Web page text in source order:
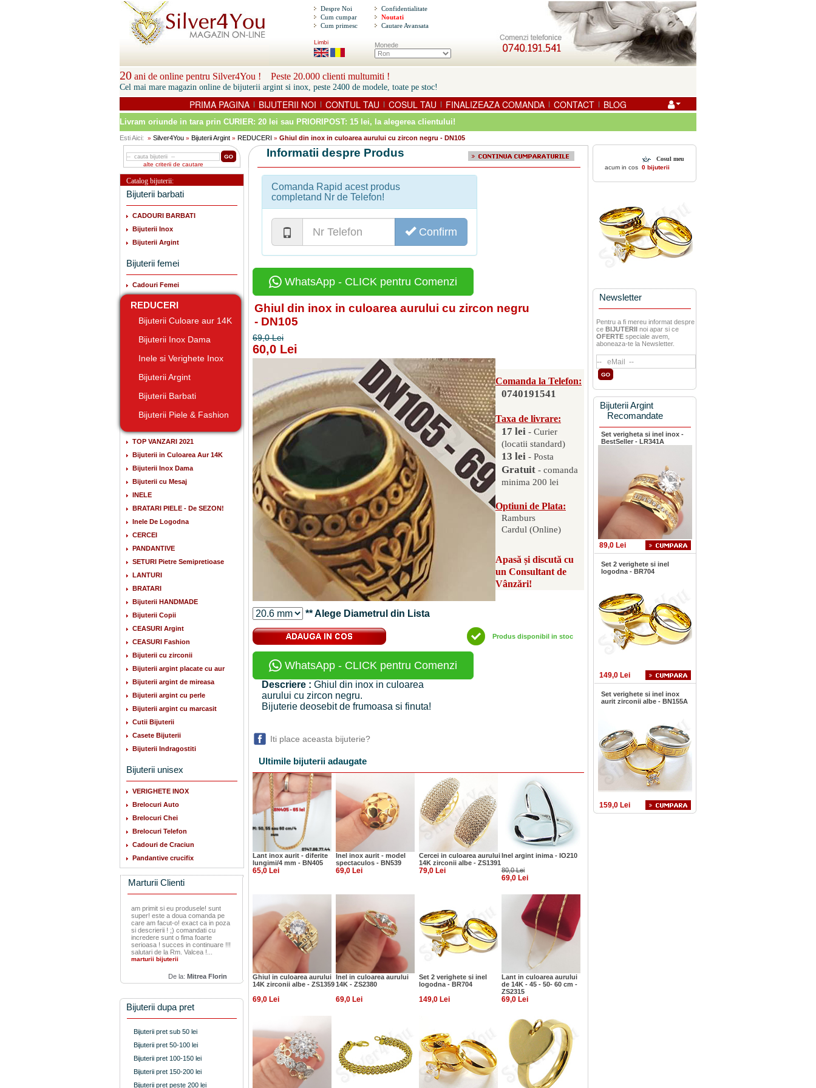
Despre Noi
Cum cumpar
Cum primesc
Confidentialitate
Noutati
Cautare Avansata
Limbi Monede
20 ani de online pentru Silver4You ! Peste 20.000 clienti multumiti !
Cel mai mare magazin online de bijuterii argint si inox, peste 2400 de modele, toate pe stoc!
PRIMA PAGINA | BIJUTERII NOI | CONTUL TAU | COSUL TAU | FINALIZEAZA COMANDA | CONTACT | BLOG
Livram oriunde in tara prin CURIER: 20 lei sau PRIORIPOST: 15 lei, la alegerea clientului!
Esti Aici: » Silver4You » Bijuterii Argint » REDUCERI » Ghiul din inox in culoarea aurului cu zircon negru - DN105
alte criterii de cautare
Catalog bijuterii:
Bijuterii barbati
CADOURI BARBATI
Bijuterii Inox
Bijuterii Argint
Bijuterii femei
Cadouri Femei
REDUCERI
Bijuterii Culoare aur 14K
Bijuterii Inox Dama
Inele si Verighete Inox
Bijuterii Argint
Bijuterii Barbati
Bijuterii Piele & Fashion
TOP VANZARI 2021
Bijuterii in Culoarea Aur 14K
Bijuterii Inox Dama
Bijuterii cu Mesaj
INELE
BRATARI PIELE - De SEZON!
Inele De Logodna
CERCEI
PANDANTIVE
SETURI Pietre Semipretioase
LANTURI
BRATARI
Bijuterii HANDMADE
Bijuterii Copii
CEASURI Argint
CEASURI Fashion
Bijuterii cu zirconii
Bijuterii argint placate cu aur
Bijuterii argint de mireasa
Bijuterii argint cu perle
Bijuterii argint cu marcasit
Cutii Bijuterii
Casete Bijuterii
Bijuterii Indragostiti
Bijuterii unisex
VERIGHETE INOX
Brelocuri Auto
Brelocuri Chei
Brelocuri Telefon
Cadouri de Craciun
Pandantive crucifix
Marturii Clienti
am primit si eu produsele! sunt
super! este a doua comanda pe
care am facut-o! exact ca in poza
si descrierii ! ;) comandati cu
incredere sunt o fima foarte
serioasa ! succes in continuare !!!
salutari de la Rm. Valcea !...
marturii bijuterii
De la: Mitrea Florin
Bijuterii dupa pret
Bijuterii pret sub 50 lei
Bijuterii pret 50-100 lei
Bijuterii pret 100-150 lei
Bijuterii pret 150-200 lei
Bijuterii pret peste 200 lei
Informatii despre Produs
Comanda Rapid acest produs
completand Nr de Telefon!
Confirm
WhatsApp - CLICK pentru Comenzi
Ghiul din inox in culoarea aurului cu zircon negru
- DN105
69,0 Lei
60,0 Lei
Comanda la Telefon:
0740191541
Taxa de livrare:
17 lei - Curier
(locatii standard)
13 lei - Posta
Gratuit - comanda
minima 200 lei
Optiuni de Plata:
Ramburs
Cardul (Online)
Apasă și discută cu
un Consultant de
Vânzări!
** Alege Diametrul din Lista
Produs disponibil in stoc
WhatsApp - CLICK pentru Comenzi
Descriere : Ghiul din inox in culoarea
aurului cu zircon negru.
Bijuterie deosebit de frumoasa si finuta!
Iti place aceasta bijuterie?
Ultimile bijuterii adaugate
Lant inox aurit - diferite
lungimi/4 mm - BN405
Inel inox aurit - model
spectaculos - BN539
Cercei in culoarea aurului
14K zirconii albe - ZS1391
Inel argint inima - IO210
65,0 Lei 69,0 Lei 79,0 Lei 80,0 Lei
69,0 Lei
Ghiul in culoarea aurului
14K zirconii albe - ZS1359
Inel in culoarea aurului
14K - ZS2380
Set 2 verighete si inel
logodna - BR704
Lant in culoarea aurului
de 14K - 45 - 50- 60 cm -
ZS2315
69,0 Lei 69,0 Lei 149,0 Lei 69,0 Lei
Cosul meu
acum in cos 0 bijuterii
Newsletter
Pentru a fi mereu informat despre
ce BIJUTERII noi apar si ce
OFERTE speciale avem,
aboneaza-te la Newsletter.
Bijuterii Argint
Recomandate
Set verigheta si inel inox -
BestSeller - LR341A
89,0 Lei
Set 2 verighete si inel
logodna - BR704
149,0 Lei
Set verighete si inel inox
aurit zirconii albe - BN155A
159,0 Lei